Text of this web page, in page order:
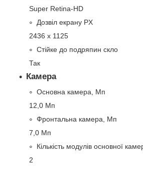
Super Retina-HD
Дозвіл екрану PX
2436 x 1125
Стійке до подряпин скло
Так
Камера
Основна камера, Мп
12,0 Мп
Фронтальна камера, Мп
7,0 Мп
Кількість модулів основної
2